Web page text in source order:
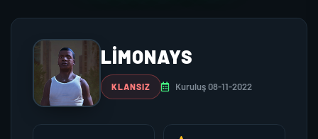
LİMONAYS
KLANSIZ Kuruluş 08-11-2022